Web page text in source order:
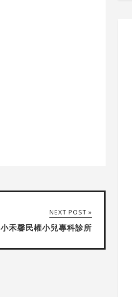
NEXT POST »
小禾馨民權小兒專科診所